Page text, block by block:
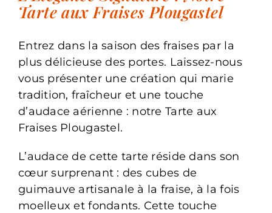
Tarte aux Fraises Plougastel
Entrez dans la saison des fraises par la
plus délicieuse des portes. Laissez-nous
vous présenter une création qui marie
tradition, fraîcheur et une touche
d’audace aérienne : notre Tarte aux
Fraises Plougastel.
L’audace de cette tarte réside dans son
cœur surprenant : des cubes de
guimauve artisanale à la fraise, à la fois
moelleux et fondants. Cette touche